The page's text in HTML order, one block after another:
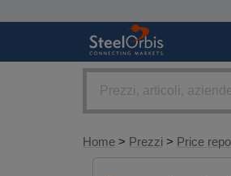
Home > Prezzi > Price